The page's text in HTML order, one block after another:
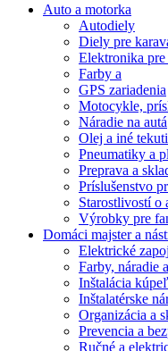
Auto a motorka
Autodiely
Diely pre
Elektronika
Farby a
GPS zariadenia
Motocykle,
Náradie na autá
Olej a iné
Pneumatiky a
Preprava a
Príslušenstvo
Starostlivostí o
Výrobky pre
Domáci majster a
Elektrické
Farby, náradie
Inštalácia
Inštalatérske
Organizácia a
Prevencia a
Ručné a